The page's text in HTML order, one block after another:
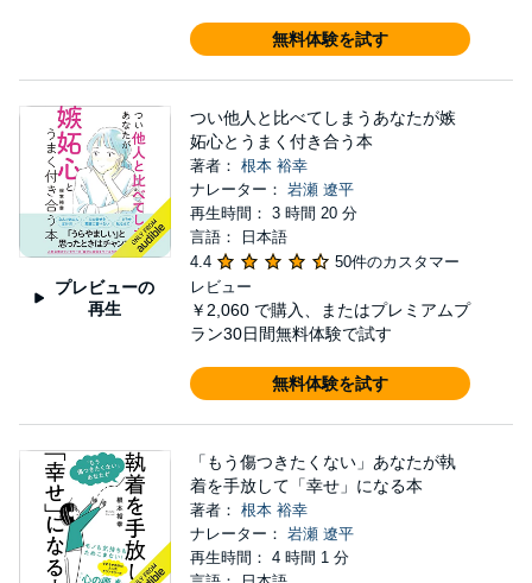
無料体験を試す
プレビューの
再生
つい他人と比べてしまうあなたが嫉
妬心とうまく付き合う本
著者： 根本 裕幸
ナレーター： 岩瀬 遼平
再生時間： 3 時間 20 分
言語： 日本語
4.4
50件のカスタマー
レビュー
￥2,060 で購入、またはプレミアムプ
ラン30日間無料体験で試す
無料体験を試す
「もう傷つきたくない」あなたが執
着を手放して「幸せ」になる本
著者： 根本 裕幸
ナレーター： 岩瀬 遼平
再生時間： 4 時間 1 分